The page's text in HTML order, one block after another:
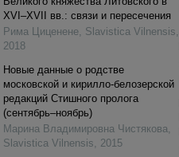
XVI–XVII вв.: связи и пересечения
Рима Циценене Slavistica Vilnensis
2018
Новые данные о родстве
московской и кирилло-белозерской
редакций Стишного пролога
(сентябрь–ноябрь)
Марина Владимировна Чистякова
Slavistica Vilnensis
2015